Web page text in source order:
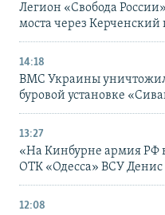
Легион «Свобода
моста через Керченский
14:18
ВМС Украины
буровой установке
13:27
«На Кинбурне армия РФ
ОТК «Одесса» ВСУ Денис
12:08